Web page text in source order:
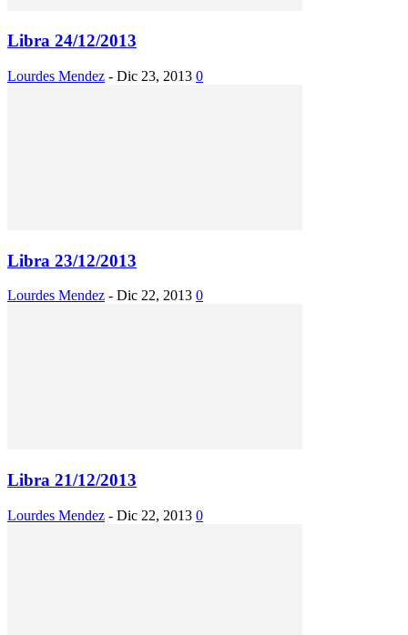
Libra 24/12/2013
Lourdes Mendez - Dic 23, 2013 0
Libra 23/12/2013
Lourdes Mendez - Dic 22, 2013 0
Libra 21/12/2013
Lourdes Mendez - Dic 22, 2013 0